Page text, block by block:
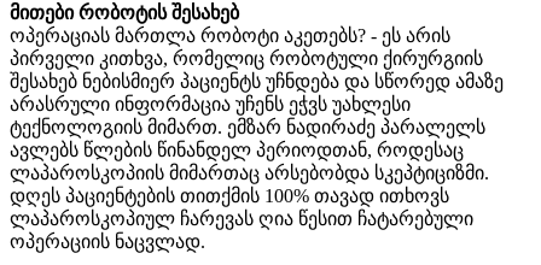
მითები რობოტის შესახებ
ოპერაციას მართლა რობოტი აკეთებს? - ეს არის
პირველი კითხვა, რომელიც რობოტული ქირურგიის
შესახებ ნებისმიერ პაციენტს უჩნდება და სწორედ ამაზე
არასრული ინფორმაცია უჩენს ეჭვს უახლესი
ტექნოლოგიის მიმართ. ემზარ ნადირაძე პარალელს
ავლებს წლების წინანდელ პერიოდთან, როდესაც
ლაპაროსკოპიის მიმართაც არსებობდა სკეპტიციზმი.
დღეს პაციენტების თითქმის 100% თავად ითხოვს
ლაპაროსკოპიულ ჩარევას ღია წესით ჩატარებული
ოპერაციის ნაცვლად.